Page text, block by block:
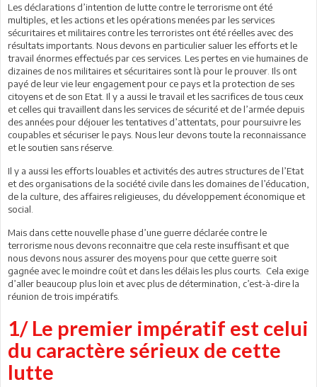
Les déclarations d’intention de lutte contre le terrorisme ont été
multiples, et les actions et les opérations menées par les services
sécuritaires et militaires contre les terroristes ont été réelles avec des
résultats importants. Nous devons en particulier saluer les efforts et le
travail énormes effectués par ces services. Les pertes en vie humaines de
dizaines de nos militaires et sécuritaires sont là pour le prouver. Ils ont
payé de leur vie leur engagement pour ce pays et la protection de ses
citoyens et de son Etat. Il y a aussi le travail et les sacrifices de tous ceux
et celles qui travaillent dans les services de sécurité et de l’armée depuis
des années pour déjouer les tentatives d’attentats, pour poursuivre les
coupables et sécuriser le pays. Nous leur devons toute la reconnaissance
et le soutien sans réserve.
Il y a aussi les efforts louables et activités des autres structures de l’Etat
et des organisations de la société civile dans les domaines de l’éducation,
de la culture, des affaires religieuses, du développement économique et
social.
Mais dans cette nouvelle phase d’une guerre déclarée contre le
terrorisme nous devons reconnaitre que cela reste insuffisant et que
nous devons nous assurer des moyens pour que cette guerre soit
gagnée avec le moindre coût et dans les délais les plus courts. Cela exige
d’aller beaucoup plus loin et avec plus de détermination, c’est-à-dire la
réunion de trois impératifs.
1/ Le premier impératif est celui
du caractère sérieux de cette
lutte